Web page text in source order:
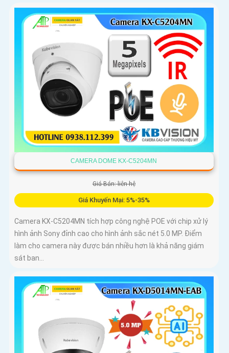
CAMERA DOME KX-C5204MN
Giá Bán: liên hệ
Giá Khuyến Mại: 5%-35%
Camera KX-C5204MN tích hợp công nghệ POE với chip xử lý
hình ảnh Sony đỉnh cao cho hình ảnh sắc nét 5.0 MP. Điểm
làm cho camera này được bán nhiều hơn là khả năng giám
sát ban...